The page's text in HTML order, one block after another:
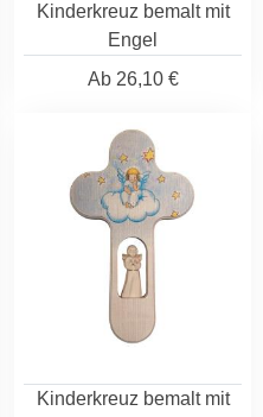
Kinderkreuz bemalt mit
Engel
Ab26,10 €
Kinderkreuz bemalt mit